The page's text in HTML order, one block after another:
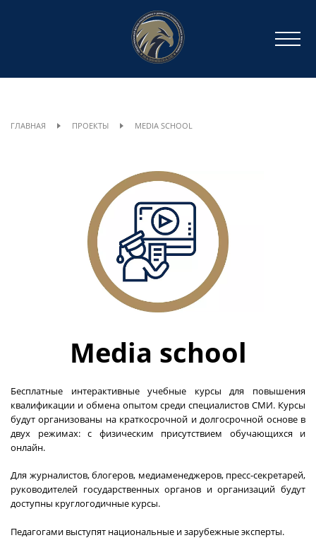
ГЛАВНАЯ ПРОЕКТЫ MEDIA SCHOOL
Media school
Бесплатные интерактивные учебные курсы для повышения
квалификации и обмена опытом среди специалистов СМИ. Курсы
будут организованы на краткосрочной и долгосрочной основе в
двух режимах: с физическим присутствием обучающихся и
онлайн.
Для журналистов, блогеров, медиаменеджеров, пресс-секретарей,
руководителей государственных органов и организаций будут
доступны круглогодичные курсы.
Педагогами выступят национальные и зарубежные эксперты.